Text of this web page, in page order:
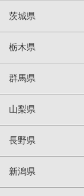
茨城県
栃木県
群馬県
山梨県
長野県
新潟県